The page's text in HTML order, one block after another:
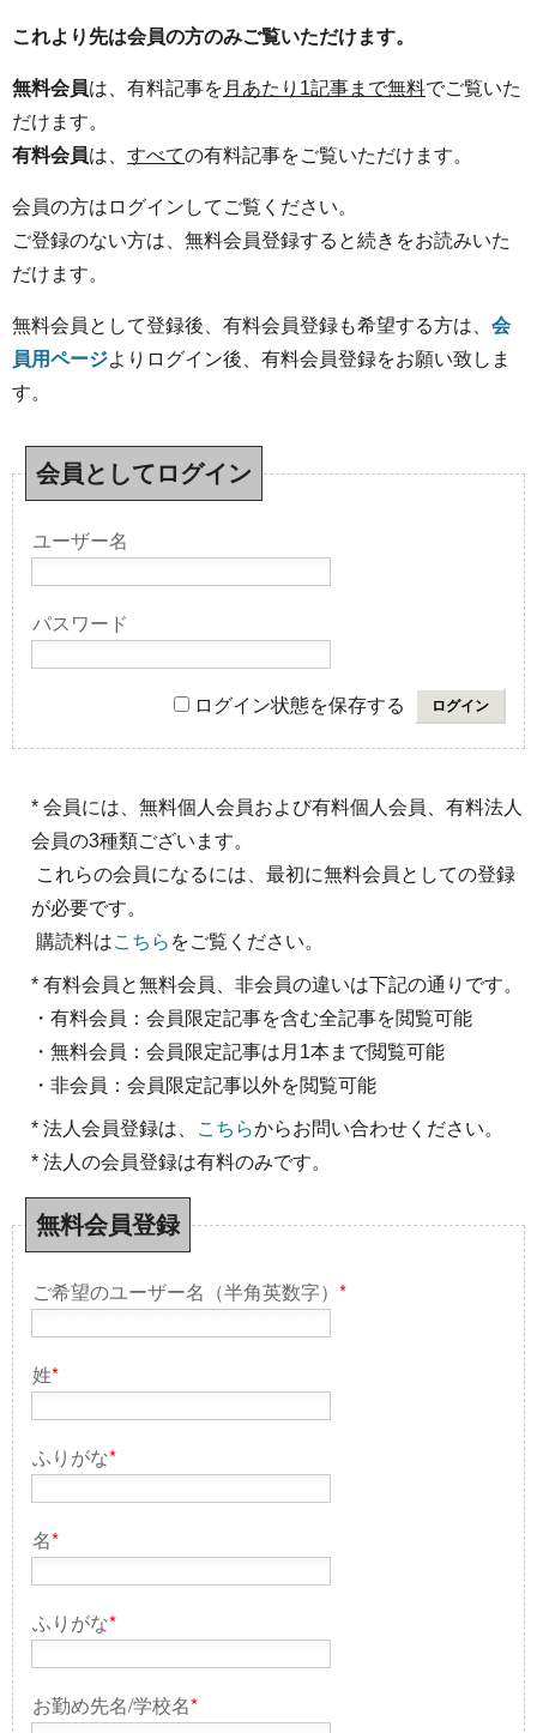
これより先は会員の方のみご覧いただけます。
無料会員は、有料記事を 月あたり1記事まで無料でご覧いた
だけます。
有料会員は、 すべての有料記事をご覧いただけます。
会員の方はログインしてご覧ください。
ご登録のない方は、無料会員登録すると続きをお読みいた
だけます。
無料会員として登録後、有料会員登録も希望する方は、 会
員用ページよりログイン後、有料会員登録をお願い致しま
す。
会員としてログイン
ユーザー名
パスワード
ログイン状態を保存する
* 会員には、無料個人会員および有料個人会員、有料法人
会員の3種類ございます。
これらの会員になるには、最初に無料会員としての登録
が必要です。
購読料はこちら をご覧ください。
* 有料会員と無料会員、非会員の違いは下記の通りです。
・有料会員：会員限定記事を含む全記事を閲覧可能
・無料会員：会員限定記事は月1本まで閲覧可能
・非会員：会員限定記事以外を閲覧可能
* 法人会員登録は、 こちらからお問い合わせください。
* 法人の会員登録は有料のみです。
無料会員登録
ご希望のユーザー名（半角英数字） *
姓*
ふりがな*
名*
ふりがな*
お勤め先名/学校名*